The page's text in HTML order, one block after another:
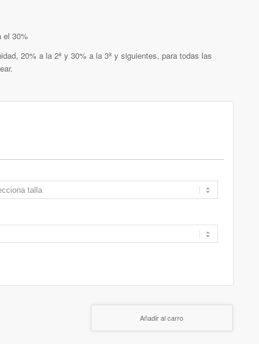
el 30%
20% a la 2ª y 30% a la 3ª y siguientes, para todas las
Añadir al carro